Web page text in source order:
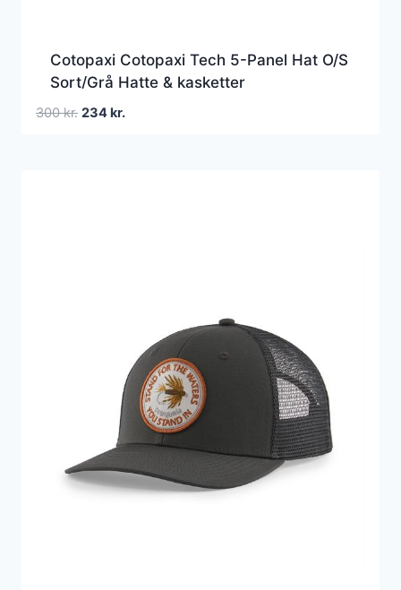
Cotopaxi Cotopaxi Tech 5-Panel Hat O/S
Sort/Grå Hatte & kasketter
300kr. Den
234kr.Den